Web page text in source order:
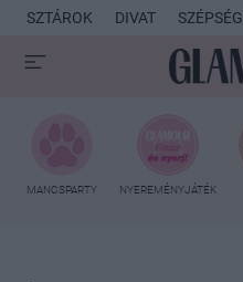
SZTÁROK DIVAT SZÉPSÉG
MANCSPARTY NYEREMÉNYJÁTÉK